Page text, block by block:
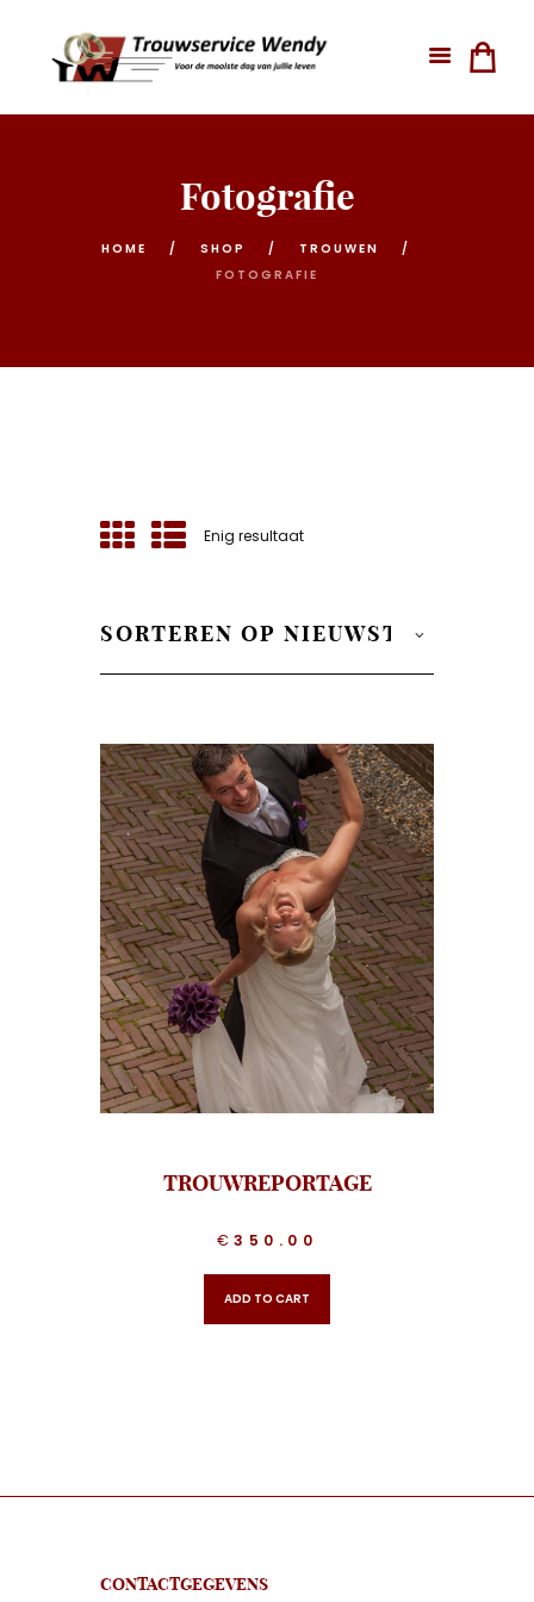
Fotografie
HOME SHOP
TROUWEN
FOTOGRAFIE
Enig resultaat
TROUWREPORTAGE
€350.00
ADD TO CART
CONTACTGEGEVENS